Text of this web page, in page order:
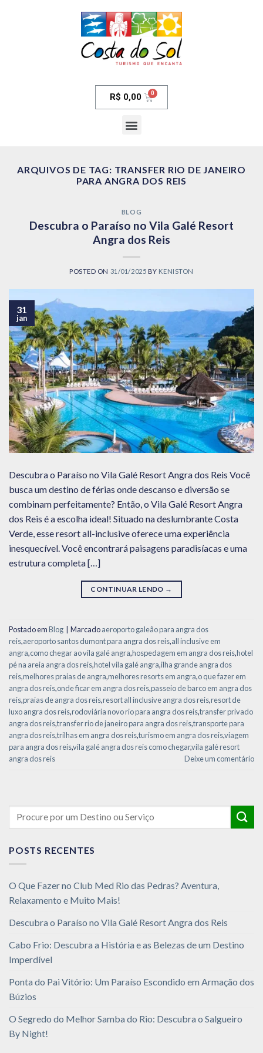
R$ 0,00
ARQUIVOS DE TAG: TRANSFER RIO DE JANEIRO
PARA ANGRA DOS REIS
BLOG
Descubra o Paraíso no Vila Galé Resort
Angra dos Reis
POSTED ON 31/01/2025 BY KENISTON
31
jan
Descubra o Paraíso no Vila Galé Resort Angra dos Reis Você
busca um destino de férias onde descanso e diversão se
combinam perfeitamente? Então, o Vila Galé Resort Angra
dos Reis é a escolha ideal! Situado na deslumbrante Costa
Verde, esse resort all-inclusive oferece uma experiência
inesquecível. Você encontrará paisagens paradisíacas e uma
estrutura completa […]
CONTINUAR LENDO →
Postado emBlog Marcadoaeroporto galeão para angra dos
reis,aeroporto santos dumont para angra dos reis,all inclusive em
angra,como chegar ao vila galé angra,hospedagem em angra dos reis,hotel
pé na areia angra dos reis,hotel vila galé angra,ilha grande angra dos
reis,melhores praias de angra,melhores resorts em angra,o que fazer em
angra dos reis,onde ficar em angra dos reis,passeio de barco em angra dos
reis,praias de angra dos reis,resort all inclusive angra dos reis,resort de
luxo angra dos reis,rodoviária novo rio para angra dos reis,transfer privado
angra dos reis,transfer rio de janeiro para angra dos reis,transporte para
angra dos reis,trilhas em angra dos reis,turismo em angra dos reis,viagem
para angra dos reis,vila galé angra dos reis como chegar,vila galé resort
angra dos reis
Deixe um comentário
POSTS RECENTES
O Que Fazer no Club Med Rio das Pedras? Aventura,
Relaxamento e Muito Mais!
Descubra o Paraíso no Vila Galé Resort Angra dos Reis
Cabo Frio: Descubra a História e as Belezas de um Destino
Imperdível
Ponta do Pai Vitório: Um Paraíso Escondido em Armação dos
Búzios
O Segredo do Melhor Samba do Rio: Descubra o Salgueiro
By Night!